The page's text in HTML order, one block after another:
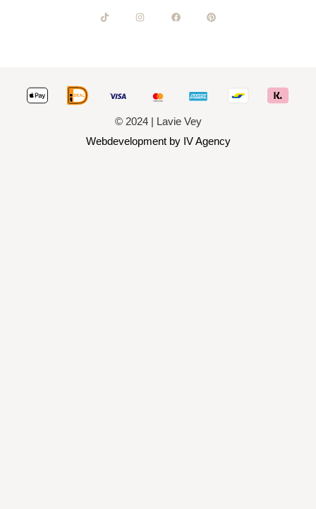
© 2024 | Lavie Vey
Webdevelopment by IV Agency